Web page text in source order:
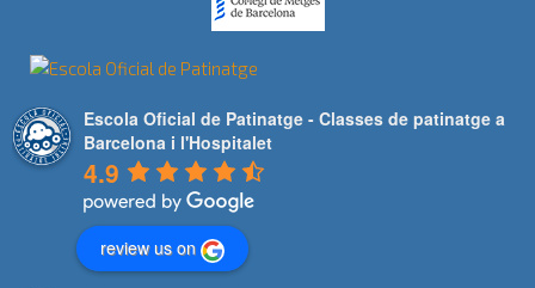
Escola Oficial de Patinatge - Classes de patinatge a
Barcelona i l'Hospitalet
4.9
review us on